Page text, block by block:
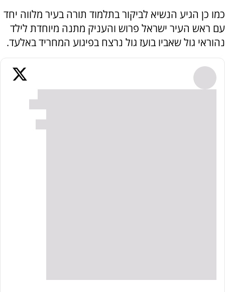
כמו כן הגיע הנשיא לביקור בתלמוד תורה בעיר מלווה יחד
עם ראש העיר ישראל פרוש והעניק מתנה מיוחדת לילד
נהוראי גול שאביו בועז גול נרצח בפיגוע המחריד באלעד.